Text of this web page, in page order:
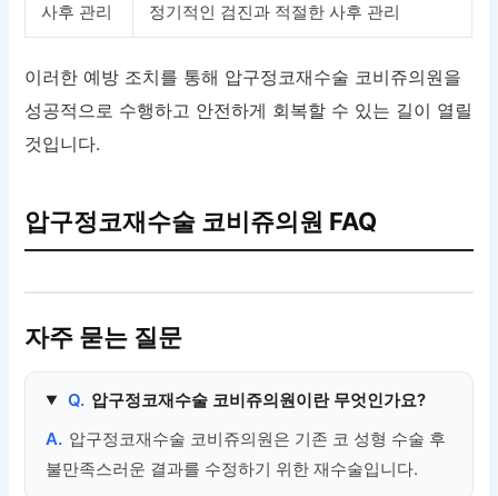
사후 관리 정기적인 검진과 적절한 사후 관리
이러한 예방 조치를 통해 압구정코재수술 코비쥬의원을
성공적으로 수행하고 안전하게 회복할 수 있는 길이 열릴
것입니다.
압구정코재수술 코비쥬의원 FAQ
자주 묻는 질문
Q. 압구정코재수술 코비쥬의원이란 무엇인가요?
A. 압구정코재수술 코비쥬의원은 기존 코 성형 수술 후
불만족스러운 결과를 수정하기 위한 재수술입니다.